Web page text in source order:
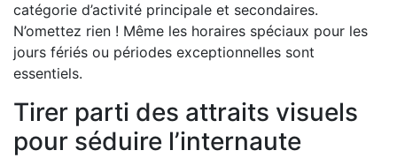
catégorie d’activité principale et secondaires.
N’omettez rien ! Même les horaires spéciaux pour les
jours fériés ou périodes exceptionnelles sont
essentiels.
Tirer parti des attraits visuels
pour séduire l’internaute